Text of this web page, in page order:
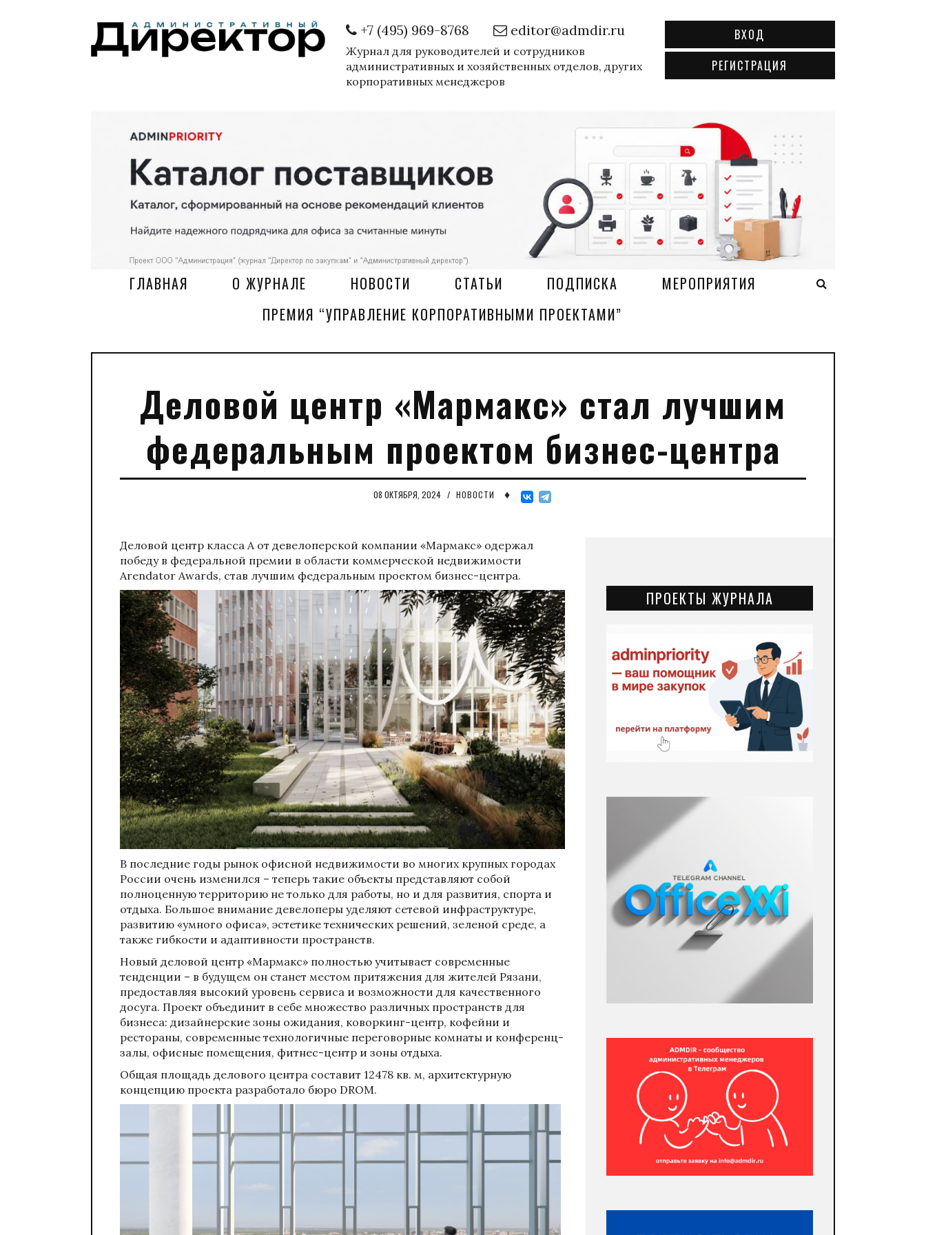
+7 (495) 969-8768 editor@admdir.ru
Журнал для руководителей и сотрудников
административных и хозяйственных отделов, других
корпоративных менеджеров
ВХОД
РЕГИСТРАЦИЯ
ГЛАВНАЯ О ЖУРНАЛЕ НОВОСТИ СТАТЬИ ПОДПИСКА
МЕРОПРИЯТИЯ
ПРЕМИЯ “УПРАВЛЕНИЕ КОРПОРАТИВНЫМИ ПРОЕКТАМИ”
Деловой центр «Мармакс» стал лучшим
федеральным проектом бизнес-центра
08 ОКТЯБРЯ, 2024 / НОВОСТИ ♦
Деловой центр класса А от девелоперской компании «Мармакс» одержал
победу в федеральной премии в области коммерческой недвижимости
Arendator Awards, став лучшим федеральным проектом бизнес-центра.
В последние годы рынок офисной недвижимости во многих крупных городах
России очень изменился – теперь такие объекты представляют собой
полноценную территорию не только для работы, но и для развития, спорта и
отдыха. Большое внимание девелоперы уделяют сетевой инфраструктуре,
развитию «умного офиса», эстетике технических решений, зеленой среде, а
также гибкости и адаптивности пространств.
Новый деловой центр «Мармакс» полностью учитывает современные
тенденции – в будущем он станет местом притяжения для жителей Рязани,
предоставляя высокий уровень сервиса и возможности для качественного
досуга. Проект объединит в себе множество различных пространств для
бизнеса: дизайнерские зоны ожидания, коворкинг-центр, кофейни и
рестораны, современные технологичные переговорные комнаты и конференц-
залы, офисные помещения, фитнес-центр и зоны отдыха.
Общая площадь делового центра составит 12478 кв. м, архитектурную
концепцию проекта разработало бюро DROM.
ПРОЕКТЫ ЖУРНАЛА